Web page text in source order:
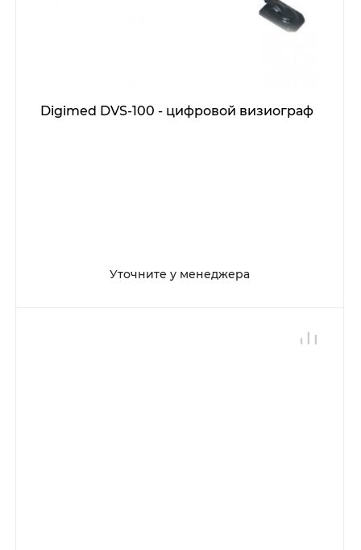
Digimed DVS-100 - цифровой визиограф
Уточните у менеджера